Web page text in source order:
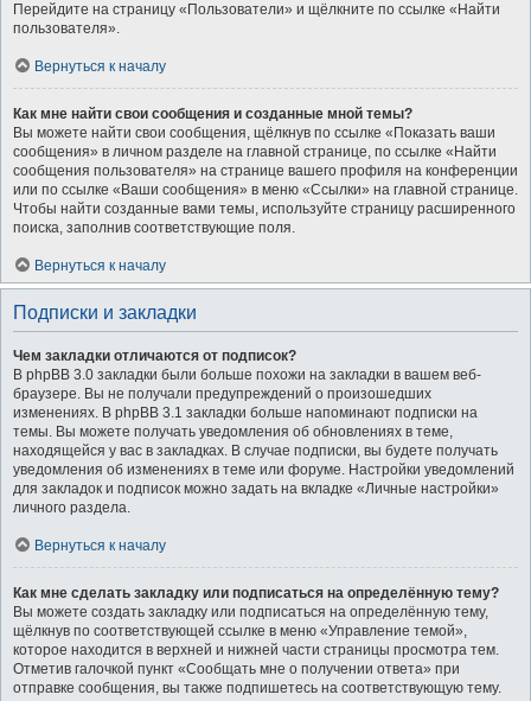
Перейдите на страницу «Пользователи» и щёлкните по ссылке «Найти
пользователя».
Вернуться к началу
Как мне найти свои сообщения и созданные мной темы?
Вы можете найти свои сообщения, щёлкнув по ссылке «Показать ваши
сообщения» в личном разделе на главной странице, по ссылке «Найти
сообщения пользователя» на странице вашего профиля на конференции
или по ссылке «Ваши сообщения» в меню «Ссылки» на главной странице.
Чтобы найти созданные вами темы, используйте страницу расширенного
поиска, заполнив соответствующие поля.
Вернуться к началу
Подписки и закладки
Чем закладки отличаются от подписок?
В phpBB 3.0 закладки были больше похожи на закладки в вашем веб-
браузере. Вы не получали предупреждений о произошедших
изменениях. В phpBB 3.1 закладки больше напоминают подписки на
темы. Вы можете получать уведомления об обновлениях в теме,
находящейся у вас в закладках. В случае подписки, вы будете получать
уведомления об изменениях в теме или форуме. Настройки уведомлений
для закладок и подписок можно задать на вкладке «Личные настройки»
личного раздела.
Вернуться к началу
Как мне сделать закладку или подписаться на определённую тему?
Вы можете создать закладку или подписаться на определённую тему,
щёлкнув по соответствующей ссылке в меню «Управление темой»,
которое находится в верхней и нижней части страницы просмотра тем.
Отметив галочкой пункт «Сообщать мне о получении ответа» при
отправке сообщения, вы также подпишетесь на соответствующую тему.